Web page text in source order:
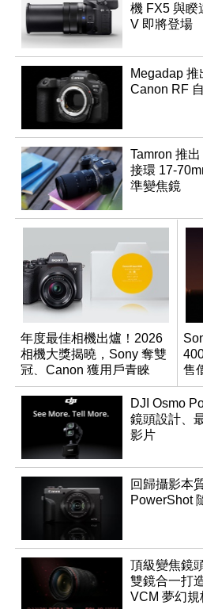
機 FX5 與睽
V 即將登場
Megadap
Canon RF
Tamron 推
接環 17-
準變焦鏡
年度最佳相機出爐！2026
相機大獎揭曉，Sony 奪雙
冠、Canon 獲用戶青睞
售
DJI Osmo
鏡頭設計、
影片
回歸攝影本
PowerShot
頂級變焦鏡
雙鏡合一打
VCM 夢幻規